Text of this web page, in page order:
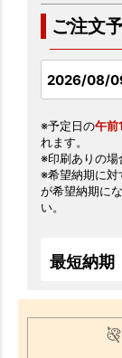
ご注文
※予定日の午前
れます。
※印刷ありの場
※希望納期に対
が希望納期に
い。
最短納期